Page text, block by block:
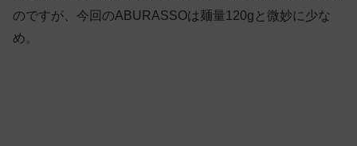
のですが、今回のABURASSOは麺量120gと微妙に少な
め。